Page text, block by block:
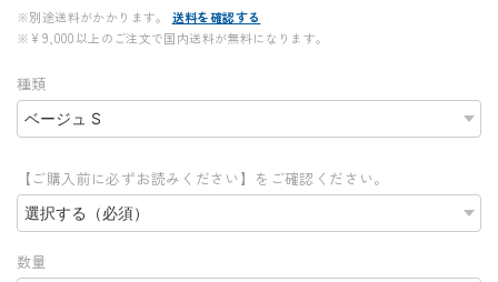
※別途送料がかかります。
送料を確認する
※¥9,000以上のご注文で国内送料が無料になります。
種類
【ご購入前に必ずお読みください】をご確認ください。
数量